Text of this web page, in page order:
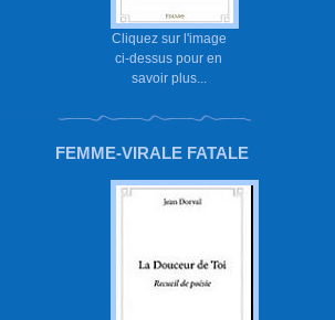
Cliquez sur l'image
ci-dessus pour en
savoir plus...
FEMME-VIRALE FATALE